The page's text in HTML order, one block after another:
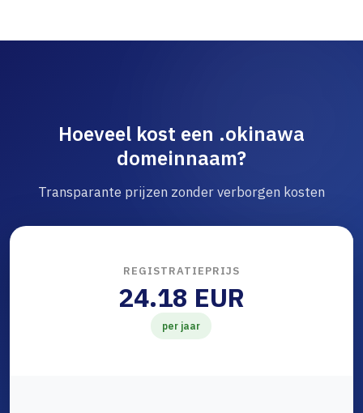
Hoeveel kost een .okinawa
domeinnaam?
Transparante prijzen zonder verborgen kosten
REGISTRATIEPRIJS
24.18 EUR
per jaar